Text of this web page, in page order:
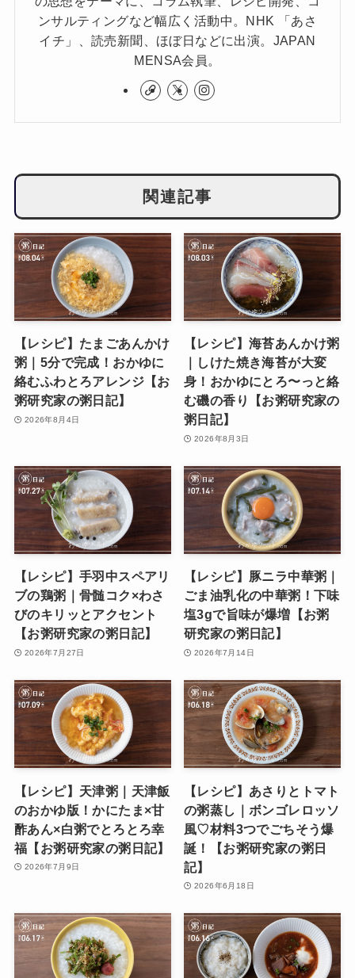
ンサルティングなど幅広く活動中。NHK 「あさ
イチ」、読売新聞、ほぼ日などに出演。JAPAN
MENSA会員。
関連記事
【レシピ】たまごあんかけ
粥｜5分で完成！おかゆに
絡むふわとろアレンジ【お
粥研究家の粥日記】
2026年8月4日
【レシピ】海苔あんかけ粥
｜しけた焼き海苔が大変
身！おかゆにとろ〜っと絡
む磯の香り【お粥研究家の
粥日記】
2026年8月3日
【レシピ】手羽中スペアリ
ブの鶏粥｜骨髄コク×わさ
びのキリッとアクセント
【お粥研究家の粥日記】
2026年7月27日
【レシピ】豚ニラ中華粥｜
ごま油乳化の中華粥！下味
塩3gで旨味が爆増【お粥
研究家の粥日記】
2026年7月14日
【レシピ】天津粥｜天津飯
のおかゆ版！かにたま×甘
酢あん×白粥でとろとろ幸
福【お粥研究家の粥日記】
2026年7月9日
【レシピ】あさりとトマト
の粥蒸し｜ボンゴレロッソ
風♡材料3つでごちそう爆
誕！【お粥研究家の粥日
記】
2026年6月18日